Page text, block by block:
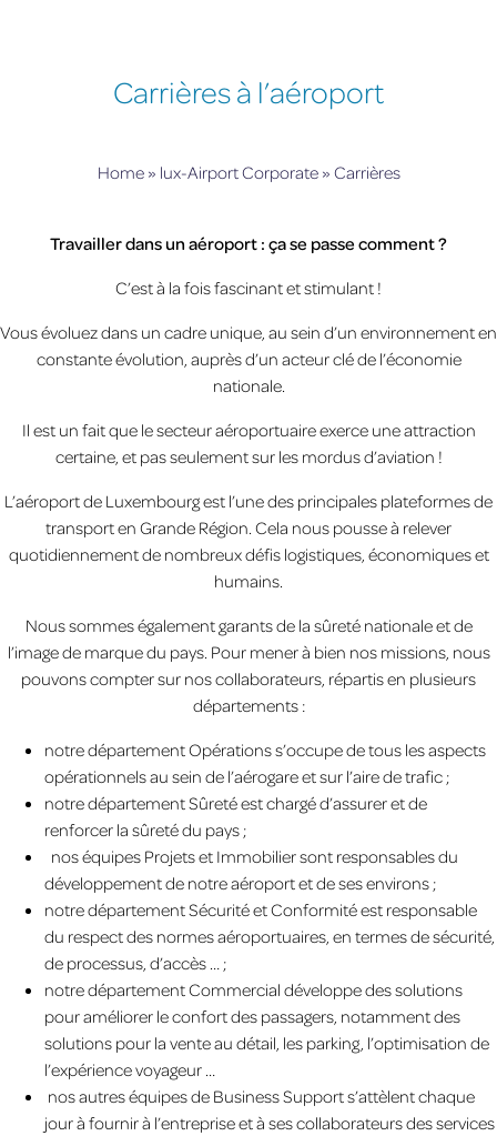
Carrières à l’aéroport
Home» lux-Airport Corporate» Carrières
Travailler dans un aéroport : ça se passe comment ?
C’est à la fois fascinant et stimulant !
Vous évoluez dans un cadre unique, au sein d’un environnement en
constante évolution, auprès d’un acteur clé de l’économie
nationale.
Il est un fait que le secteur aéroportuaire exerce une attraction
certaine, et pas seulement sur les mordus d’aviation !
L’aéroport de Luxembourg est l’une des principales plateformes de
transport en Grande Région. Cela nous pousse à relever
quotidiennement de nombreux défis logistiques, économiques et
humains.
Nous sommes également garants de la sûreté nationale et de
l’image de marque du pays. Pour mener à bien nos missions, nous
pouvons compter sur nos collaborateurs, répartis en plusieurs
départements :
notre département Opérations s’occupe de tous les aspects
opérationnels au sein de l’aérogare et sur l’aire de trafic ;
notre département Sûreté est chargé d’assurer et de
renforcer la sûreté du pays ;
nos équipes Projets et Immobilier sont responsables du
développement de notre aéroport et de ses environs ;
notre département Sécurité et Conformité est responsable
du respect des normes aéroportuaires, en termes de sécurité,
de processus, d’accès … ;
notre département Commercial développe des solutions
pour améliorer le confort des passagers, notamment des
solutions pour la vente au détail, les parking, l’optimisation de
l’expérience voyageur …
nos autres équipes de Business Support s’attèlent chaque
jour à fournir à l’entreprise et à ses collaborateurs des services